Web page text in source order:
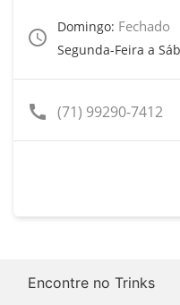
access_time
Domingo: Fechado
Segunda-Feira a
call (71) 99290-7412
Encontre no Trinks